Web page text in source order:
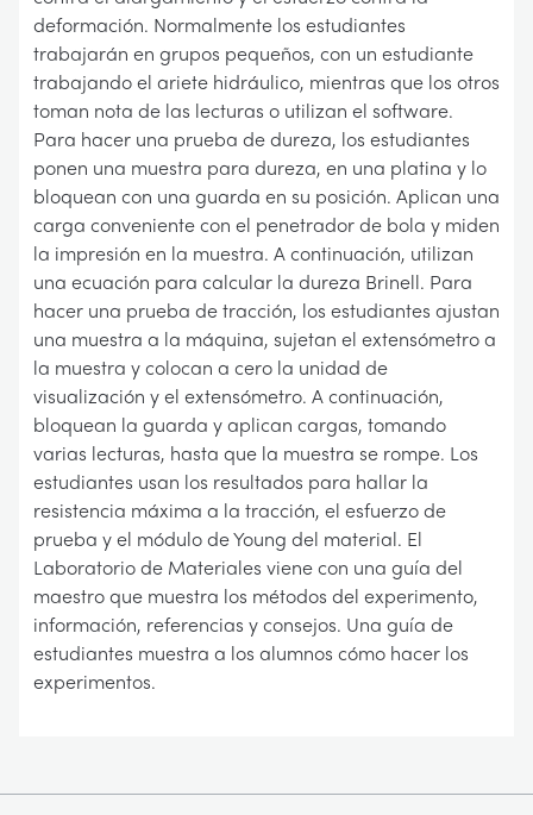
deformación. Normalmente los estudiantes
trabajarán en grupos pequeños, con un estudiante
trabajando el ariete hidráulico, mientras que los otros
toman nota de las lecturas o utilizan el software.
Para hacer una prueba de dureza, los estudiantes
ponen una muestra para dureza, en una platina y lo
bloquean con una guarda en su posición. Aplican una
carga conveniente con el penetrador de bola y miden
la impresión en la muestra. A continuación, utilizan
una ecuación para calcular la dureza Brinell. Para
hacer una prueba de tracción, los estudiantes ajustan
una muestra a la máquina, sujetan el extensómetro a
la muestra y colocan a cero la unidad de
visualización y el extensómetro. A continuación,
bloquean la guarda y aplican cargas, tomando
varias lecturas, hasta que la muestra se rompe. Los
estudiantes usan los resultados para hallar la
resistencia máxima a la tracción, el esfuerzo de
prueba y el módulo de Young del material. El
Laboratorio de Materiales viene con una guía del
maestro que muestra los métodos del experimento,
información, referencias y consejos. Una guía de
estudiantes muestra a los alumnos cómo hacer los
experimentos.